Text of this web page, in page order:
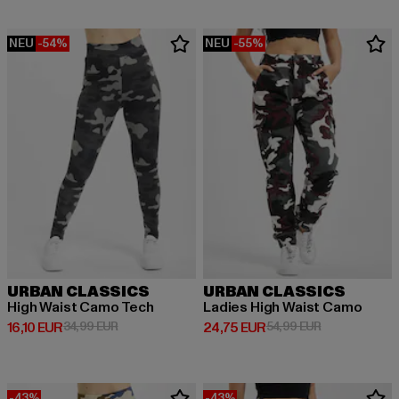
NEU -54%
URBAN CLASSICS
High Waist Camo Tech
16,10 EUR
Derzeitiger Preis: 16,10 EUR
34,99 EURAktionspreis: 34,99 EUR
NEU -55%
URBAN CLASSICS
Ladies High Waist Camo
24,75 EUR
Derzeitiger Preis: 24,75 EUR
54,99 EURAktionspreis: